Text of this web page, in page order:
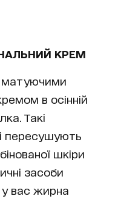
КРЕМ
матуючими
в осінній
Такі
пересушують
шкіри
засоби
вас жирна